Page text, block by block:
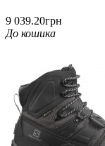
9 039.20грн
До кошика